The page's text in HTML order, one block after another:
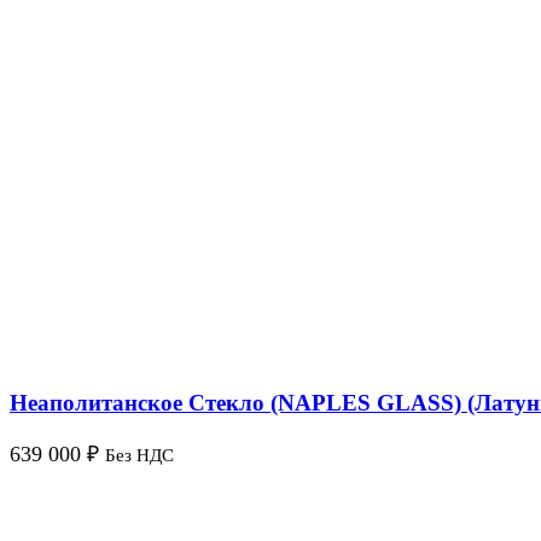
Неаполитанское Стекло (NAPLES GLASS)
639 000 ₽ Без НДС